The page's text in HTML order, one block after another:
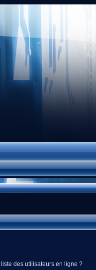
des utilisateurs en ligne ?